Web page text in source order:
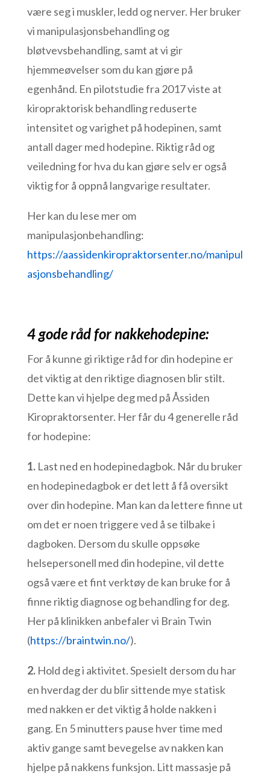
være seg i muskler, ledd og nerver. Her bruker
vi manipulasjonsbehandling og
bløtvevsbehandling, samt at vi gir
hjemmeøvelser som du kan gjøre på
egenhånd. En pilotstudie fra 2017 viste at
kiropraktorisk behandling reduserte
intensitet og varighet på hodepinen, samt
antall dager med hodepine. Riktig råd og
veiledning for hva du kan gjøre selv er også
viktig for å oppnå langvarige resultater.
Her kan du lese mer om
manipulasjonbehandling:
https://aassidenkiropraktorsenter.no/manipul
asjonsbehandling/
4 gode råd for nakkehodepine:
For å kunne gi riktige råd for din hodepine er
det viktig at den riktige diagnosen blir stilt.
Dette kan vi hjelpe deg med på Åssiden
Kiropraktorsenter. Her får du 4 generelle råd
for hodepine:
1.Last ned en hodepinedagbok. Når du bruker
en hodepinedagbok er det lett å få oversikt
over din hodepine. Man kan da lettere finne ut
om det er noen triggere ved å se tilbake i
dagboken. Dersom du skulle oppsøke
helsepersonell med din hodepine, vil dette
også være et fint verktøy de kan bruke for å
finne riktig diagnose og behandling for deg.
Her på klinikken anbefaler vi Brain Twin
(https://braintwin.no/).
2.Hold deg i aktivitet. Spesielt dersom du har
en hverdag der du blir sittende mye statisk
med nakken er det viktig å holde nakken i
gang. En 5 minutters pause hver time med
aktiv gange samt bevegelse av nakken kan
hjelpe på nakkens funksjon. Litt massasje på